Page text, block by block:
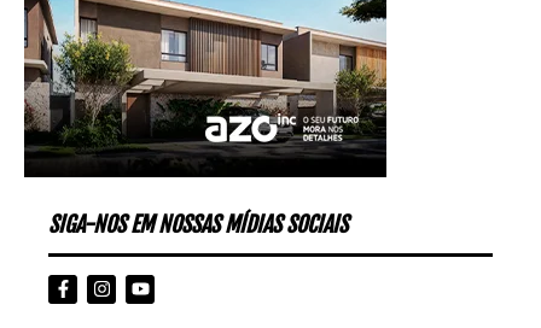
SIGA-NOS EM NOSSAS MÍDIAS SOCIAIS